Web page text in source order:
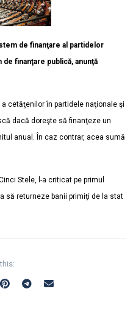
de finanţare al partidelor
finanţare publică, anunţă
cetăţenilor în partidele naţionale şi
dacă doreşte să finanţeze un
anual. În caz contrar, acea sumă
Stele, l-a criticat pe primul
să returneze banii primiţi de la stat